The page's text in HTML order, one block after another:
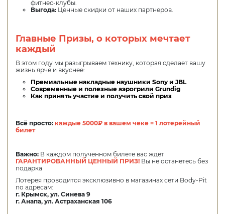
фитнес-клубы.
Выгода: Ценные скидки от наших партнеров.
Главные Призы, о которых мечтает
каждый
В этом году мы разыгрываем технику, которая сделает вашу
жизнь ярче и вкуснее:
Премиальные накладные наушники Sony и JBL
Современные и полезные аэрогрили Grundig
Как принять участие и получить свой приз
Всё просто: каждые 5000₽ в вашем чеке = 1 лотерейный
билет
Важно: В каждом полученном билете вас ждет
ГАРАНТИРОВАННЫЙ ЦЕННЫЙ ПРИЗ! Вы не останетесь без
подарка
Лотерея проводится эксклюзивно в магазинах сети Body-Pit
по адресам:
г. Крымск, ул. Синева 9
г. Анапа, ул. Астраханская 106